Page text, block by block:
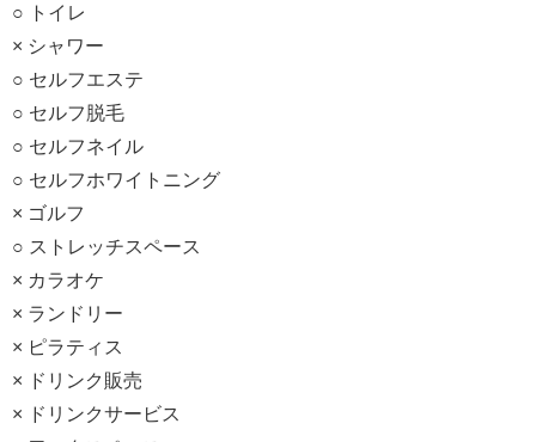
○ トイレ
× シャワー
○ セルフエステ
○ セルフ脱毛
○ セルフネイル
○ セルフホワイトニング
× ゴルフ
○ ストレッチスペース
× カラオケ
× ランドリー
× ピラティス
× ドリンク販売
× ドリンクサービス